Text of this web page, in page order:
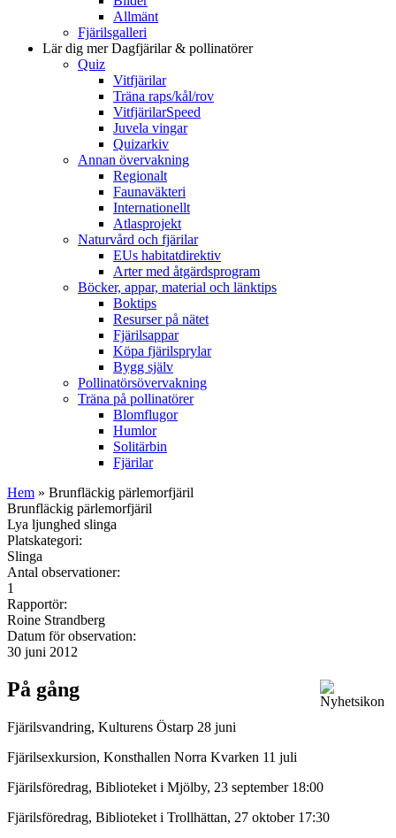
Allmänt
Fjärilsgalleri
Lär dig merDagfjärilar & pollinatörer
Quiz
Vitfjärilar
Träna raps/kål/rov
VitfjärilarSpeed
Juvela vingar
Quizarkiv
Annan övervakning
Regionalt
Faunaväkteri
Internationellt
Atlasprojekt
Naturvård och fjärilar
EUs habitatdirektiv
Arter med åtgärdsprogram
Böcker, appar, material och länktips
Boktips
Resurser på nätet
Fjärilsappar
Köpa fjärilsprylar
Bygg själv
Pollinatörsövervakning
Träna på pollinatörer
Blomflugor
Humlor
Solitärbin
Fjärilar
Hem » Brunfläckig pärlemorfjäril
Brunfläckig pärlemorfjäril
Lya ljunghed slinga
Platskategori:
Slinga
Antal observationer:
1
Rapportör:
Roine Strandberg
Datum för observation:
30 juni 2012
På gång
Fjärilsvandring, Kulturens Östarp 28 juni
Fjärilsexkursion, Konsthallen Norra Kvarken 11 juli
Fjärilsföredrag, Biblioteket i Mjölby, 23 september 18:00
Fjärilsföredrag, Biblioteket i Trollhättan, 27 oktober 17:30